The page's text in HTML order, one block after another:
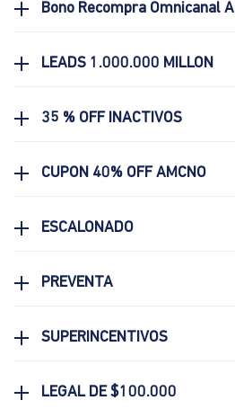
Bono Recompra Omnicanal
LEADS 1.000.000 MILLON
35 % OFF INACTIVOS
CUPON 40% OFF AMCNO
ESCALONADO
PREVENTA
SUPERINCENTIVOS
LEGAL DE $100.000